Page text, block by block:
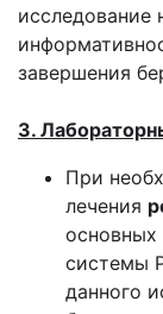
исследование
завершения
3.
При
лечения
основных
системы
данного